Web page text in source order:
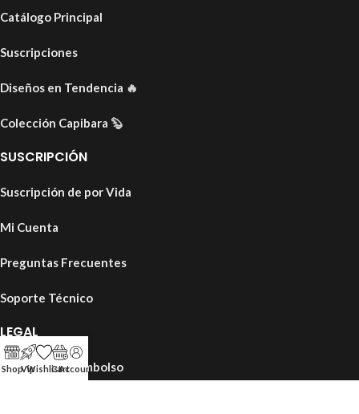
Catálogo Principal
Suscripciones
Diseños en Tendencia 🔥
Colección Capibara 🦫
SUSCRIPCIÓN
Suscripción de por Vida
Mi Cuenta
Preguntas Frecuentes
Soporte Técnico
LEGAL
Política de Reembolso
ShopVipWishlistCart
Account